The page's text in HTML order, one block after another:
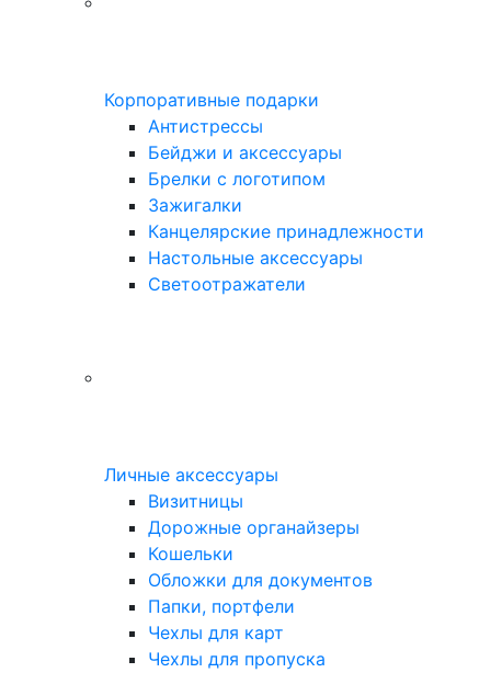
Корпоративные подарки
Антистрессы
Бейджи и аксессуары
Брелки с логотипом
Зажигалки
Канцелярские принадлежности
Настольные аксессуары
Светоотражатели
Личные аксессуары
Визитницы
Дорожные органайзеры
Кошельки
Обложки для документов
Папки, портфели
Чехлы для карт
Чехлы для пропуска